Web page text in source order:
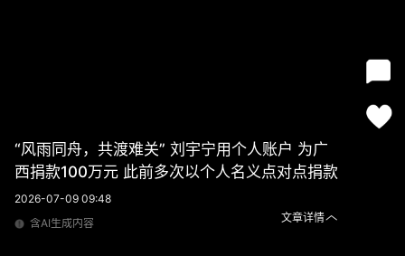
“风雨同舟，共渡难关” 刘宇宁用个人账户 为广
西捐款100万元 此前多次以个人名义点对点捐款
2026-07-09 09:48
含AI生成内容
文章详情